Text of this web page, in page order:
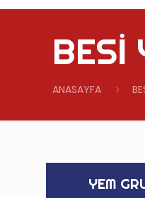
BESİ
ANASAYFA
YEM